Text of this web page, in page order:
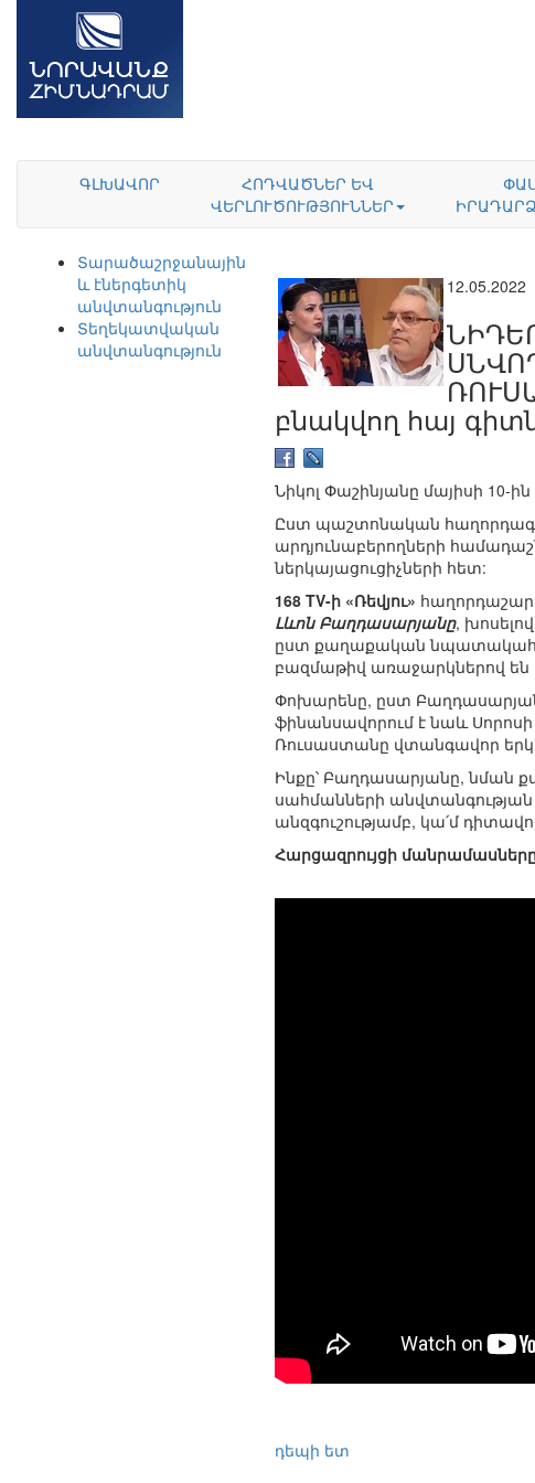
ԳԼԽԱՎՈՐ
ՀՈԴՎԱԾՆԵՐ ԵՎ
ՎԵՐԼՈՒԾՈՒԹՅՈՒՆՆԵՐ
Տարածաշրջանային
և էներգետիկ
անվտանգություն
Տեղեկատվական
անվտանգություն
12.05.2022
բնակվող հայ
Նիկոլ Փաշինյանը մայիսի 10-
Ըստ պաշտոնական
արդյունաբերողների
ներկայացուցիչների հետ:
168 TV-ի «Ռեվյու»
Լևոն Բաղդասարյանը,
ըստ քաղաքական
բազմաթիվ առաջարկներով են
Փոխարենը, ըստ
ֆինանսավորում է նաև
Ռուսաստանը վտանգավոր
Ինքը՝ Բաղդասարյանը, նման
սահմանների
անզգուշությամբ, կա՛մ
Հարցազրույցի
դեպի ետ